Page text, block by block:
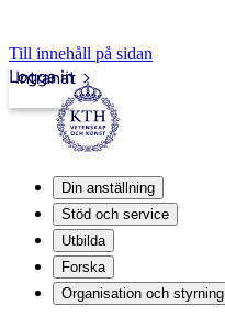
Till innehåll på sidan
Intranät
Logga in
Din anställning
Stöd och service
Utbilda
Forska
Organisation och styrning